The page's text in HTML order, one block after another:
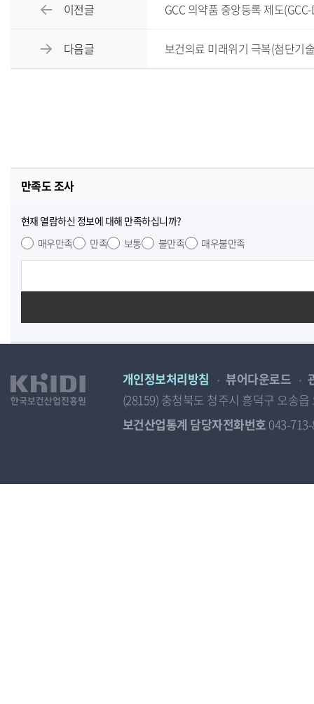
이전글 GCC 의약품 중앙등록 제도
다음글 보건의료 미래위기 극복(첨단기
만족도 조사
현재 열람하신 정보에 대해 만족하십니까?
매우만족
만족 보통 불만족 매우불만족
개인정보처리방침 뷰어다운로드
(28159) 충청북도 청주시 흥덕구 오송
보건산업통계 담당자전화번호 043-